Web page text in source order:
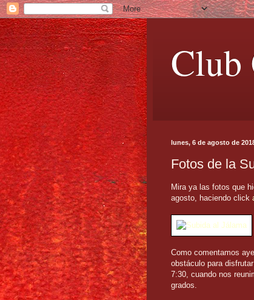
Club
lunes, 6 de agosto de
Fotos de la
Mira ya las fotos que
agosto, haciendo click
Como comentamos
obstáculo para
7:30, cuando nos
grados.